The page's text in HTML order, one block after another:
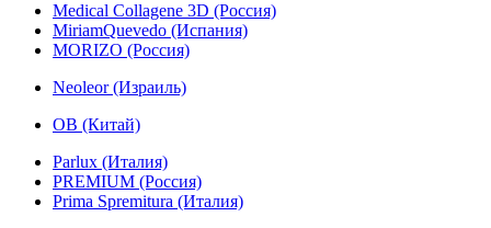
Medical Collagene 3D (Россия)
MiriamQuevedo (Испания)
MORIZO (Россия)
Neoleor (Израиль)
OB (Китай)
Parlux (Италия)
PREMIUM (Россия)
Prima Spremitura (Италия)